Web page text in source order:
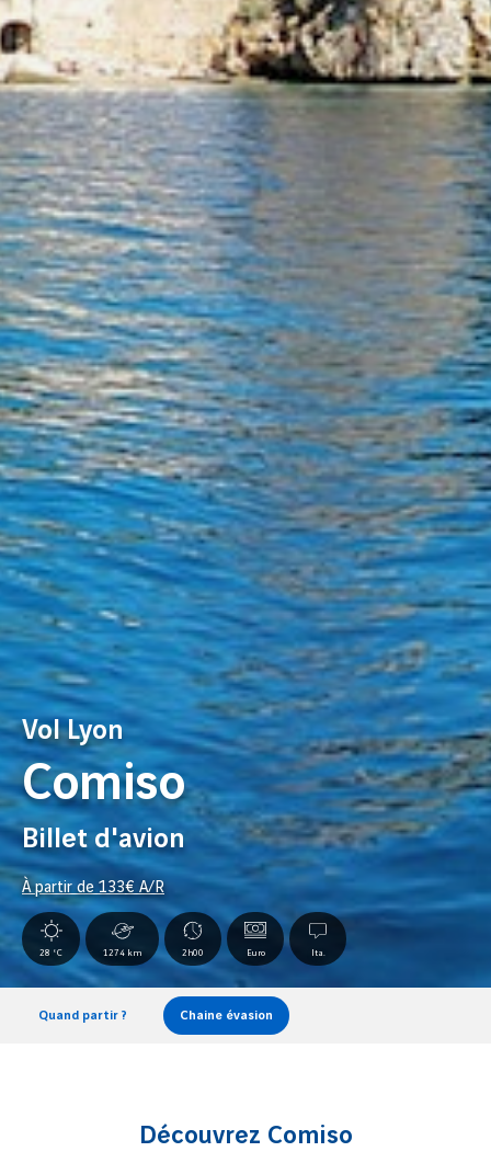
Vol Lyon
Comiso
Billet d'avion
À partir de 133€ A/R
28 °C 1274 km 2h00 Euro Ita.
Quand partir ? Chaine évasion
Découvrez Comiso